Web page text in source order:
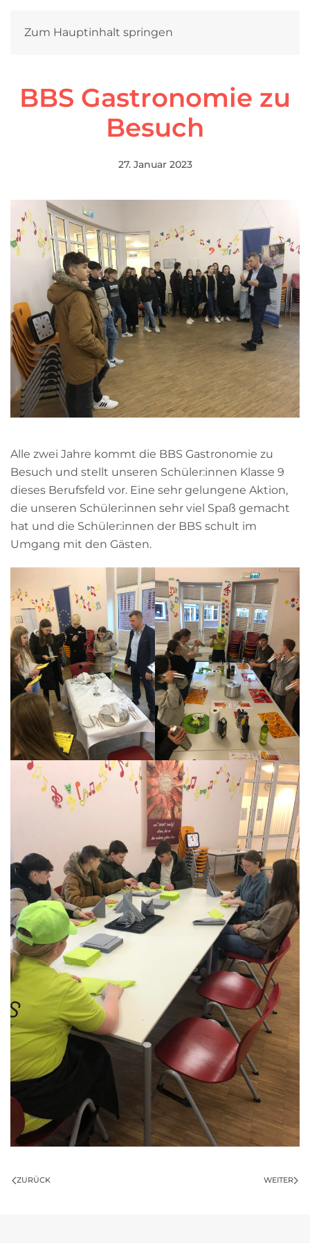
Zum Hauptinhalt springen
BBS Gastronomie zu
Besuch
27. Januar 2023
Alle zwei Jahre kommt die BBS Gastronomie zu
Besuch und stellt unseren Schüler:innen Klasse 9
dieses Berufsfeld vor. Eine sehr gelungene Aktion,
die unseren Schüler:innen sehr viel Spaß gemacht
hat und die Schüler:innen der BBS schult im
Umgang mit den Gästen.
ZURÜCK WEITER